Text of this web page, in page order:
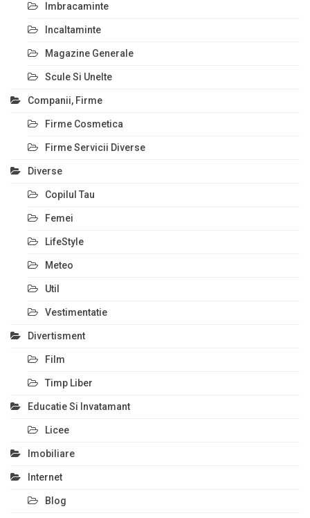
Imbracaminte
Incaltaminte
Magazine Generale
Scule Si Unelte
Companii, Firme
Firme Cosmetica
Firme Servicii Diverse
Diverse
Copilul Tau
Femei
LifeStyle
Meteo
Util
Vestimentatie
Divertisment
Film
Timp Liber
Educatie Si Invatamant
Licee
Imobiliare
Internet
Blog